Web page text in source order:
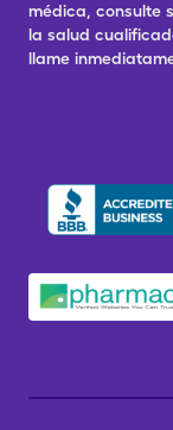
médica, consulte
la salud
llame